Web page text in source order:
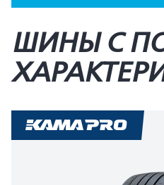
ШИНЫ С